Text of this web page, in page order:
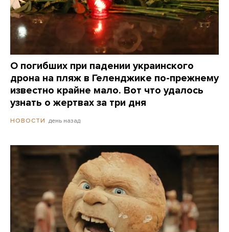
О погибших при падении украинского
дрона на пляж в Геленджике по-прежнему
известно крайне мало. Вот что удалось
узнать о жертвах за три дня
НОВОСТИ день назад